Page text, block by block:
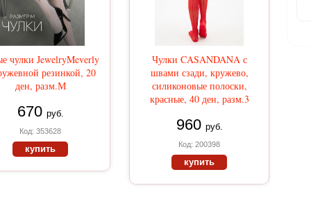
чулки JewelryMeverly
резинкой, 20
ден, разм.М
670 руб.
Код: 353628
купить
Чулки CASANDANA с
швами сзади, кружево,
силиконовые полоски,
красные, 40 ден, разм.3
960 руб.
Код: 200398
купить